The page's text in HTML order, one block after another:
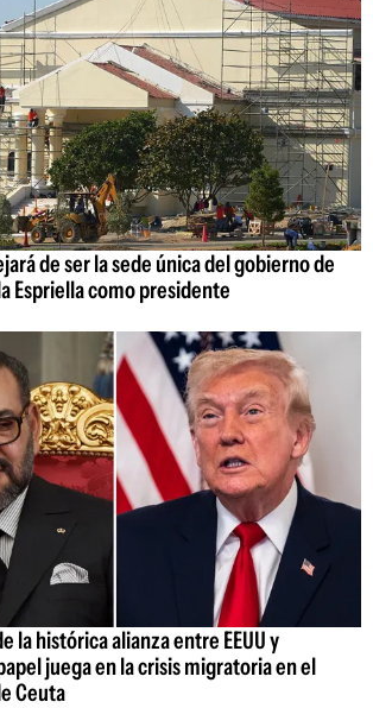
de ser la sede única del gobierno de
Espriella como presidente
la histórica alianza entre EEUU y
juega en la crisis migratoria en el
Ceuta